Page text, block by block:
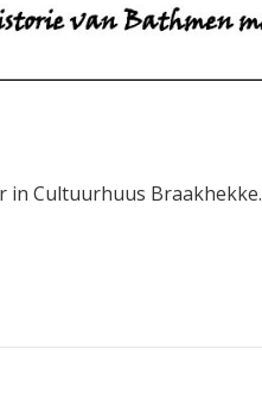
in Cultuurhuus Braakhekke.